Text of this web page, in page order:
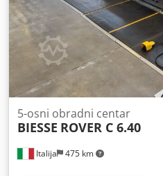
Italija 475 km
5-osni obradni centar
BIESSE ROVER C 6.40